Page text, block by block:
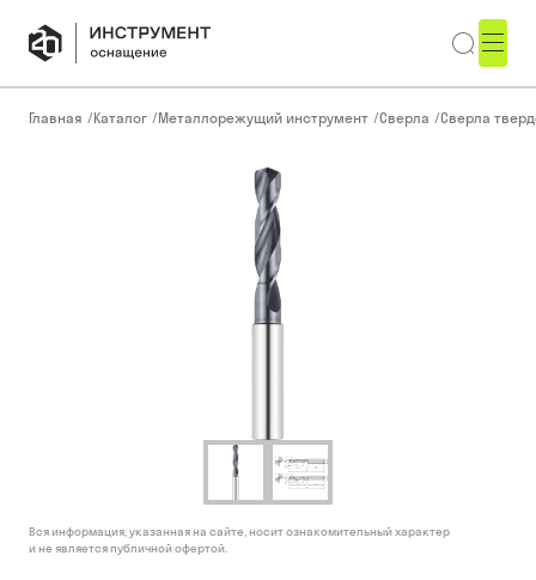
Главная /Каталог /Металлорежущий инструмент /Сверла /Сверла
Вся информация, указанная на сайте, носит ознакомительный характер
и не является публичной офертой.